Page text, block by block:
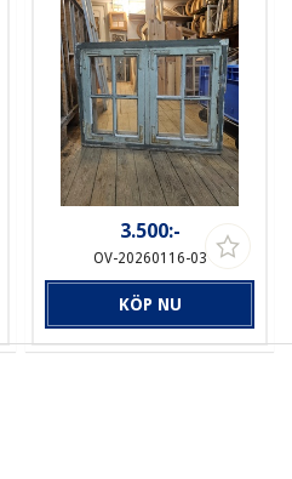
3.500:-
OV-20260116-03
KÖP NU